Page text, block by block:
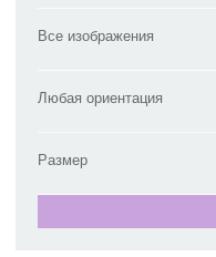
Все изображения
Любая ориентация
Размер